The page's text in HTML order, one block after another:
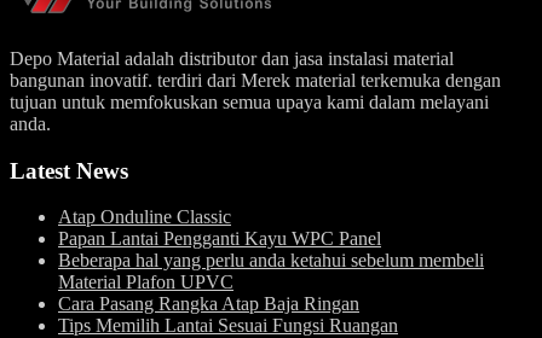
Depo Material adalah distributor dan jasa instalasi material
bangunan inovatif. terdiri dari Merek material terkemuka dengan
tujuan untuk memfokuskan semua upaya kami dalam melayani
anda.
Latest News
Atap Onduline Classic
Papan Lantai Pengganti Kayu WPC Panel
Beberapa hal yang perlu anda ketahui sebelum membeli
Material Plafon UPVC
Cara Pasang Rangka Atap Baja Ringan
Tips Memilih Lantai Sesuai Fungsi Ruangan